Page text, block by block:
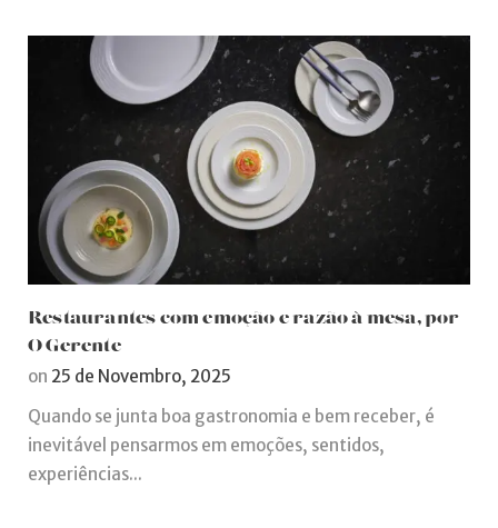
Restaurantes com emoção e razão à mesa, por
O Gerente
on 25 de Novembro, 2025
Quando se junta boa gastronomia e bem receber, é
inevitável pensarmos em emoções, sentidos,
experiências...